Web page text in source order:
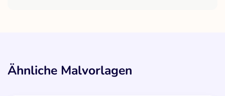
Ähnliche Malvorlagen